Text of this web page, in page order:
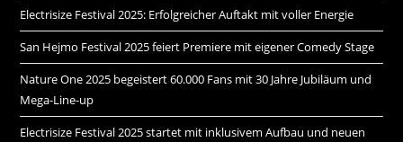
Electrisize Festival 2025: Erfolgreicher Auftakt mit voller Energie
San Hejmo Festival 2025 feiert Premiere mit eigener Comedy Stage
Nature One 2025 begeistert 60.000 Fans mit 30 Jahre Jubiläum und
Mega-Line-up
Electrisize Festival 2025 startet mit inklusivem Aufbau und neuen